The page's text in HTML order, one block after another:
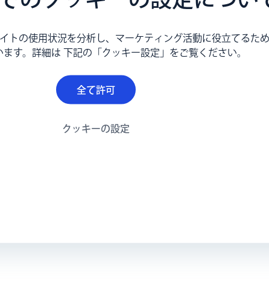
トの使用状況を分析し、マーケティング活動に役立てるた
ます。詳細は 下記の「クッキー設定」をご覧ください。
全て許可
クッキーの設定
」イベン
プログラムと
ボット
発した「走れ
開催しまし
ロット12名